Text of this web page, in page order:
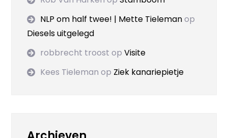
NLP om half twee! | Mette Tielemanop
Diesels uitgelegd
robbrecht troost opVisite
Kees Tieleman op Ziek kanariepietje